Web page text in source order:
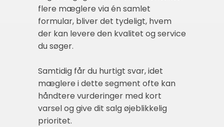
flere mæglere via én samlet
formular, bliver det tydeligt, hvem
der kan levere den kvalitet og service
du søger.
Samtidig får du hurtigt svar, idet
mæglere i dette segment ofte kan
håndtere vurderinger med kort
varsel og give dit salg øjeblikkelig
prioritet.